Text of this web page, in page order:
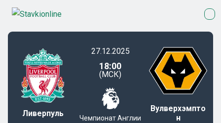
Ливерпуль
27.12.2025
18:00
(МСК)
Чемпионат Англии
Вулверхэмпто
н